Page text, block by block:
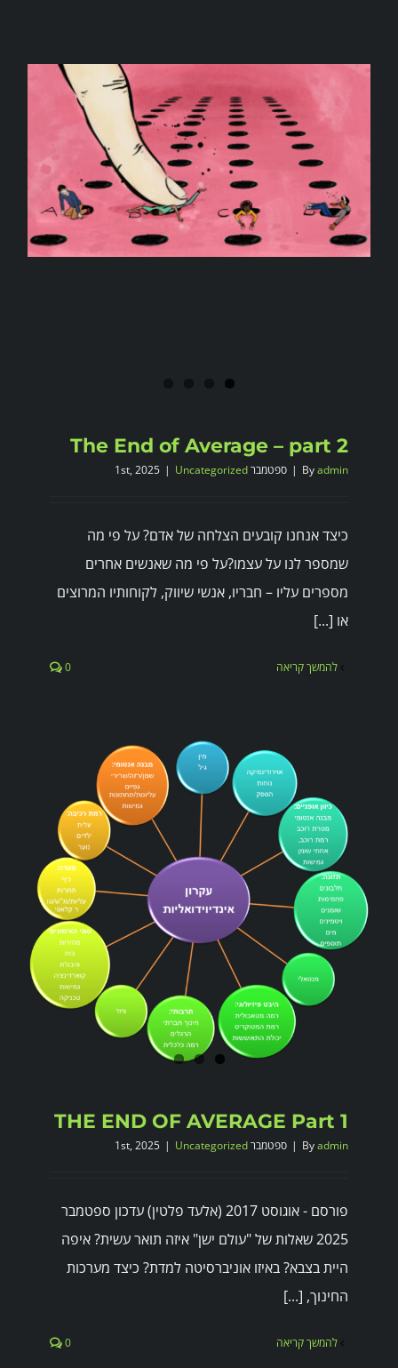
The End of Average – part 2
Byadmin
| ספטמבר 1st, 2025 | Uncategorized
כיצד אנחנו קובעים הצלחה של אדם? על פי מה
שמספר לנו על עצמו?על פי מה שאנשים אחרים
מספרים עליו – חבריו, אנשי שיווק, לקוחותיו המרוצים
או [...]
להמשך קריאה 0
THE END OF AVERAGE Part 1
Byadmin
| ספטמבר 1st, 2025 | Uncategorized
פורסם - אוגוסט 2017 (אלעד פלטין) עדכון ספטמבר
2025 שאלות של "עולם ישן" איזה תואר עשית? איפה
היית בצבא? באיזו אוניברסיטה למדת? כיצד מערכות
החינוך, [...]
להמשך קריאה 0